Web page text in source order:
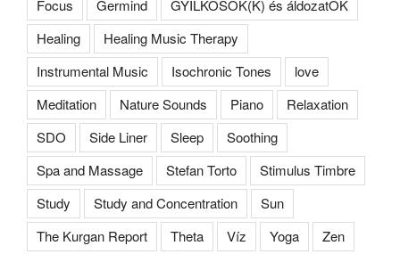
Focus Germind
GYILKOSOK(K) és áldozatOK
Healing
Healing Music Therapy
Instrumental Music
Isochronic Tones
love
Meditation
Nature Sounds Piano
Relaxation
SDO
Side Liner Sleep
Soothing
Spa and Massage
Stefan Torto
Stimulus Timbre
Study
Study and Concentration
Sun
The Kurgan Report
Theta Víz Yoga
Zen